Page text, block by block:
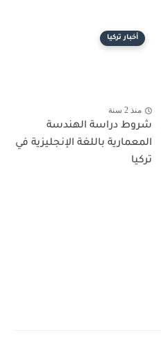
أخبار تركيا
منذ 2 سنة
شروط دراسة الهندسة
المعمارية باللغة الإنجليزية في
تركيا